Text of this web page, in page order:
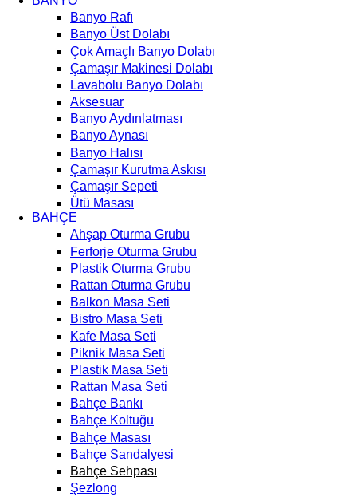
Banyo Rafı
Banyo Üst Dolabı
Çok Amaçlı Banyo Dolabı
Çamaşır Makinesi Dolabı
Lavabolu Banyo Dolabı
Aksesuar
Banyo Aydınlatması
Banyo Aynası
Banyo Halısı
Çamaşır Kurutma Askısı
Çamaşır Sepeti
Ütü Masası
BAHÇE
Ahşap Oturma Grubu
Ferforje Oturma Grubu
Plastik Oturma Grubu
Rattan Oturma Grubu
Balkon Masa Seti
Bistro Masa Seti
Kafe Masa Seti
Piknik Masa Seti
Plastik Masa Seti
Rattan Masa Seti
Bahçe Bankı
Bahçe Koltuğu
Bahçe Masası
Bahçe Sandalyesi
Bahçe Sehpası
Şezlong